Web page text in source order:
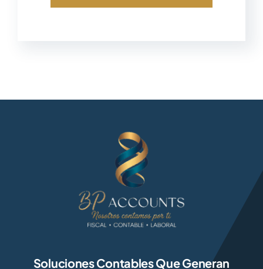
Soluciones Contables Que Generan